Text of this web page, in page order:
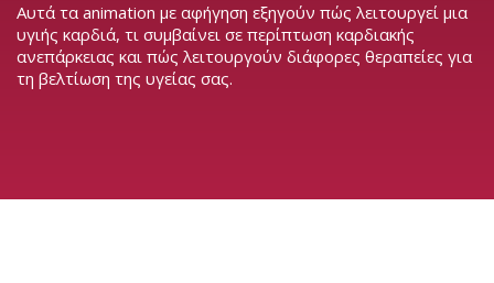
Αυτά τα animation με αφήγηση εξηγούν πώς λειτουργεί μια
υγιής καρδιά, τι συμβαίνει σε περίπτωση καρδιακής
ανεπάρκειας και πώς λειτουργούν διάφορες θεραπείες για
τη βελτίωση της υγείας σας.